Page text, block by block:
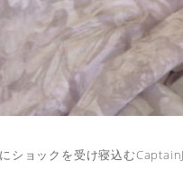
ショックを受け寝込む